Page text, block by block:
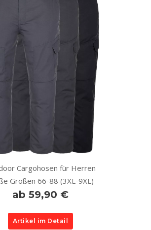
Cargohosen für Herren
Größen 66-88 (3XL-9XL)
ab 59,90 €
Artikel im Detail